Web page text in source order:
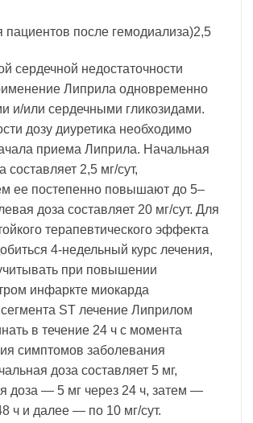
пациентов после гемодиализа)2,5
сердечной недостаточности
Липрила одновременно
и/или сердечными гликозидами.
дозу диуретика необходимо
приема Липрила. Начальная
составляет 2,5 мг/сут,
ее постепенно повышают до 5–
доза составляет 20 мг/сут. Для
терапевтического эффекта
4-недельный курс лечения,
при повышении
инфаркте миокарда
ST лечение Липрилом
в течение 24 ч с момента
симптомов заболевания
доза составляет 5 мг,
доза — 5 мг через 24 ч, затем —
ч и далее — по 10 мг/сут.